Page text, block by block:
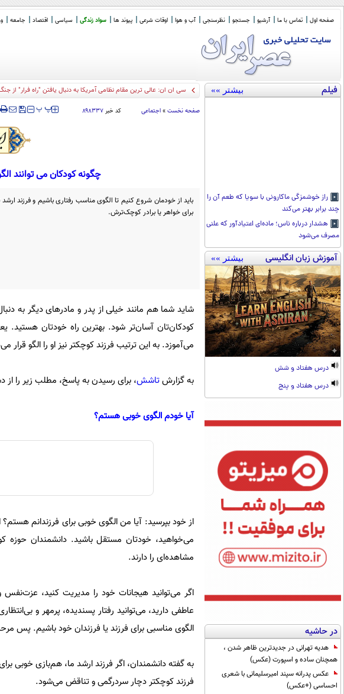
صفحه اول تماس با ما آرشیو جستجو نظرسنجی آب و هوا اوقات شرعی پیوند ها سواد زندگی سیاسی اقتصاد جامعه
فیلم بیشتر »»
راز خوشمزگی ماکارونی با سویا که طعم آن را
چند برابر بهتر می‌کند
هشدار درباره ناس؛ ماده‌ای اعتیادآور که علنی
مصرف می‌شود
آموزش زبان انگلیسی بیشتر »»
درس هفتاد و شش
درس هفتاد و پنج
در حاشیه
هدیه تهرانی در جدیدترین ظاهر شدن ،
همچنان ساده و اسپورت (عکس)
عکس پدرانه سپند امیرسلیمانی با شعری
احساسی (+عکس)
نظر فقهی آیت الله_
صفحه نخست » اجتماعی کد خبر۸۹۸۳۳۷ ‍‍‍ پپ
چگونه کودکان می توانند
باید از خودمان شروع کنیم تا الگوی مناسب رفتاری باشیم و فرزند
برای خواهر یا برادر کوچک‌ترش.
شاید شما هم مانند خیلی از پدر و مادرهای دیگر به
کودکان‌تان آسان‌تر شود. بهترین راه خودتان هستید.
می‌آموزد. به این ترتیب فرزند کوچکتر نیز او را الگو قرار
به گزارشتاشش، برای رسیدن به پاسخ، مطلب زیر را
آیا خودم الگوی خوبی هستم؟
از خود بپرسید: آیا من الگوی خوبی برای فرزندانم
می‌خواهید، خودتان مستقل باشید. دانشمندان حوزه
مشاهده‌ای را دارند.
اگر می‌توانید هیجانات خود را مدیریت کنید،
عاطفی دارید، می‌توانید رفتار پسندیده،‌ پرمهر و
الگوی مناسبی برای فرزند یا فرزندان خود باشیم. پس
به گفته دانشمندان، اگر فرزند ارشد ما، هم‌بازی خوبی
فرزند کوچکتر دچار سردرگمی و تناقض می‌شود.